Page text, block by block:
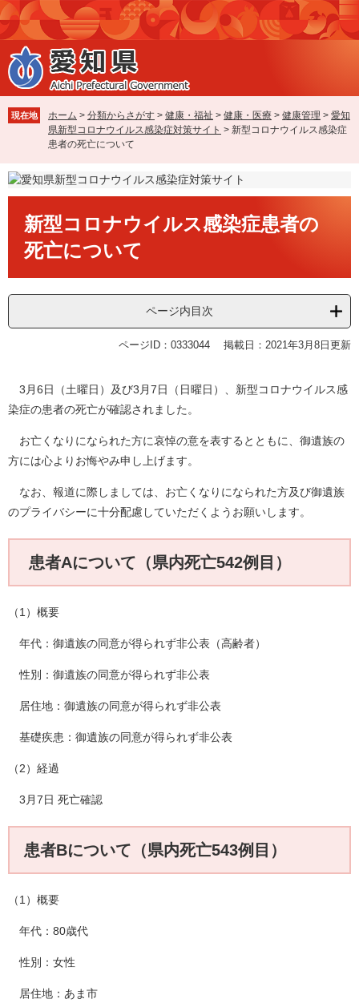
ペ
ー
ジ
の
先
で
す
メ
ニ
ュ
ー
を
ば
し
文
現在地 ホーム > 分類からさがす > 健康・福祉 > 健康・医療 > 健康管理 > 愛知
県新型コロナウイルス感染症対策サイト > 新型コロナウイルス感染症
患者の死亡について
新型コロナウイルス感染症患者の
死亡について
ページ内目次
ページID：0333044 掲載日：2021年3月8日更新
3月6日（土曜日）及び3月7日（日曜日）、新型コロナウイルス感
染症の患者の死亡が確認されました。
お亡くなりになられた方に哀悼の意を表するとともに、御遺族の
方には心よりお悔やみ申し上げます。
なお、報道に際しましては、お亡くなりになられた方及び御遺族
のプライバシーに十分配慮していただくようお願いします。
患者Aについて（県内死亡542例目）
（1）概要
年代：御遺族の同意が得られず非公表（高齢者）
性別：御遺族の同意が得られず非公表
居住地：御遺族の同意が得られず非公表
基礎疾患：御遺族の同意が得られず非公表
（2）経過
3月7日 死亡確認
患者Bについて（県内死亡543例目）
（1）概要
年代：80歳代
性別：女性
居住地：あま市